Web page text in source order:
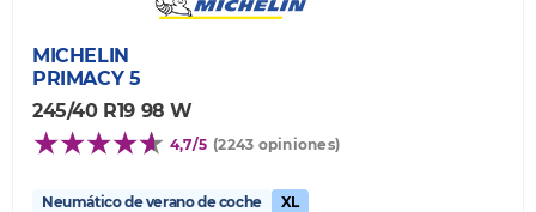
MICHELIN
PRIMACY 5
245/40 R19 98 W
4,7/5 (2243 opiniones)
Neumático de verano de coche XL